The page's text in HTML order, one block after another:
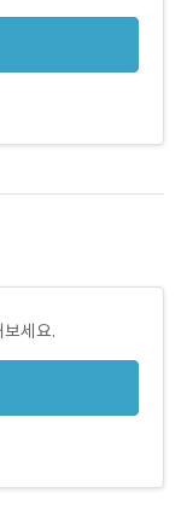
세요.